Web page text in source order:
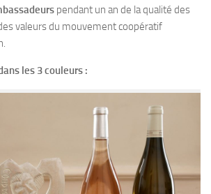
pendant un an de la qualité des
valeurs du mouvement coopératif
les 3 couleurs :